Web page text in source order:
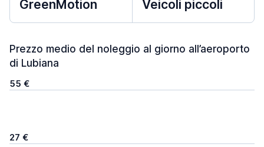
GreenMotion Veicoli piccoli
Prezzo medio del noleggio al giorno all’aeroporto
di Lubiana
55 €
27 €